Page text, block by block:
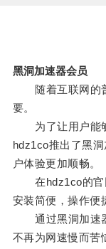
黑洞加速器会员
随着互联网的普
要。
为了让用户能够
hdz1co推出了黑
户体验更加顺畅。
在hdz1co的官网
安装简便，操作便
通过黑洞加速器
不再为网速慢而苦